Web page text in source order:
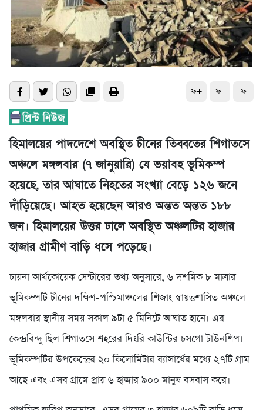
ফ+ ফ- ফ
হিমালয়ের পাদদেশে অবস্থিত চীনের তিব্বতের শিগাতসে
অঞ্চলে মঙ্গলবার (৭ জানুয়ারি) যে ভয়াবহ ভূমিকম্প
হয়েছে, তার আঘাতে নিহতের সংখ্যা বেড়ে ১২৬ জনে
দাঁড়িয়েছে। আহত হয়েছেন আরও অন্তত অন্তত ১৮৮
জন। হিমালয়ের উত্তর ঢালে অবস্থিত অঞ্চলটির হাজার
হাজার গ্রামীণ বাড়ি ধসে পড়েছে।
চায়না আর্থকোয়েক সেন্টারের তথ্য অনুসারে, ৬ দশমিক ৮ মাত্রার
ভূমিকম্পটি চীনের দক্ষিণ-পশ্চিমাঞ্চলের শিজাং স্বায়ত্তশাসিত অঞ্চলে
মঙ্গলবার স্থানীয় সময় সকাল ৯টা ৫ মিনিটে আঘাত হানে। এর
কেন্দ্রবিন্দু ছিল শিগাতসে শহরের দিংরি কাউন্টির চসগো টাউনশিপ।
ভূমিকম্পটির উপকেন্দ্রের ২০ কিলোমিটার ব্যাসার্ধের মধ্যে ২৭টি গ্রাম
আছে এবং এসব গ্রামে প্রায় ৬ হাজার ৯০০ মানুষ বসবাস করে।